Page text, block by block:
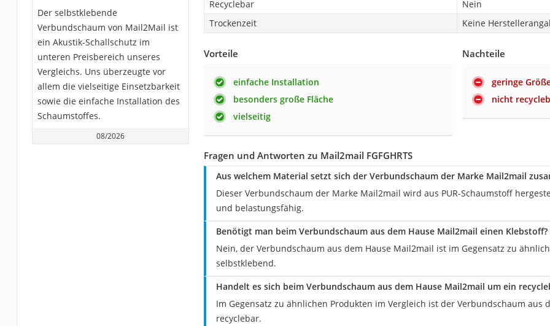
Der selbstklebende
Verbundschaum von Mail2Mail ist
ein Akustik-Schallschutz im
unteren Preisbereich unseres
Vergleichs. Uns überzeugte vor
allem die vielseitige Einsetzbarkeit
sowie die einfache Installation des
Schaumstoffes.
08/2026
Recyclebar
Nein
Trockenzeit
Keine
Vorteile
einfache Installation
besonders große Fläche
vielseitig
Nachteile
geringe
nicht
Fragen und Antworten zu Mail2mail FGFGHRTS
Aus welchem Material setzt sich der Verbundschaum der Marke Mail2mail
Dieser Verbundschaum der Marke Mail2mail wird aus PUR-Schaumstoff
und belastungsfähig.
Benötigt man beim Verbundschaum aus dem Hause Mail2mail einen Klebstoff?
Nein, der Verbundschaum aus dem Hause Mail2mail ist im Gegensatz zu
selbstklebend.
Handelt es sich beim Verbundschaum aus dem Hause Mail2mail um ein
Im Gegensatz zu ähnlichen Produkten im Vergleich ist der Verbundschaum aus
recyclebar.